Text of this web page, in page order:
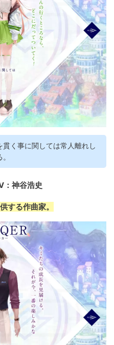
く事に関しては常人離れし
神谷浩史
する作曲家。